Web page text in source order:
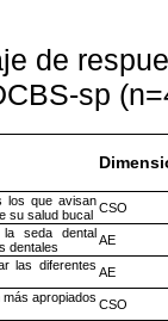
de
sp
los que avisan
su salud bucal CSO
seda dental
dentales
AE
las diferentes AE
apropiados CSO